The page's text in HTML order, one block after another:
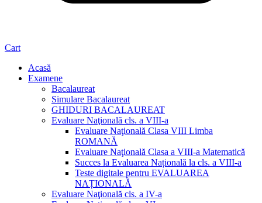
Cart
Acasă
Examene
Bacalaureat
Simulare Bacalaureat
GHIDURI BACALAUREAT
Evaluare Naţională cls. a VIII-a
Evaluare Naţională Clasa VIII Limba
ROMANĂ
Evaluare Naţională Clasa a VIII-a Matematică
Succes la Evaluarea Națională la cls. a VIII-a
Teste digitale pentru EVALUAREA
NAȚIONALĂ
Evaluare Naţională cls. a IV-a